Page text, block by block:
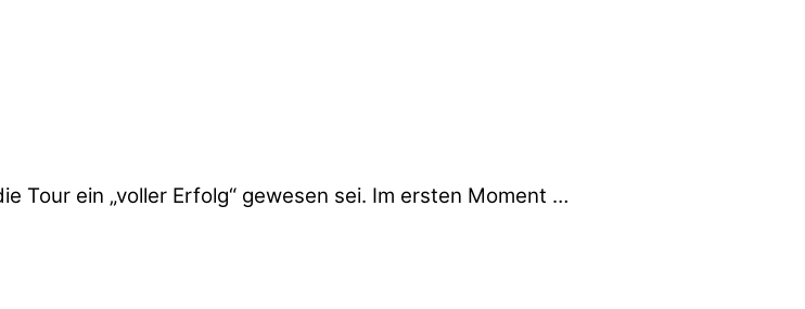
Tour ein „voller Erfolg“ gewesen sei. Im ersten Moment …